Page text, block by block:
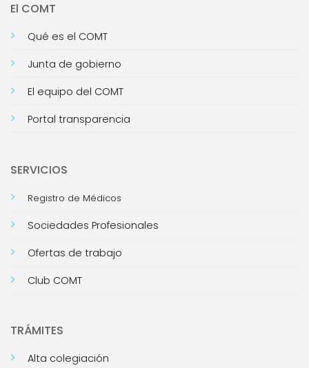
El COMT
Qué es el COMT
Junta de gobierno
El equipo del COMT
Portal transparencia
SERVICIOS
Registro de Médicos
Sociedades Profesionales
Ofertas de trabajo
Club COMT
TRÁMITES
Alta colegiación